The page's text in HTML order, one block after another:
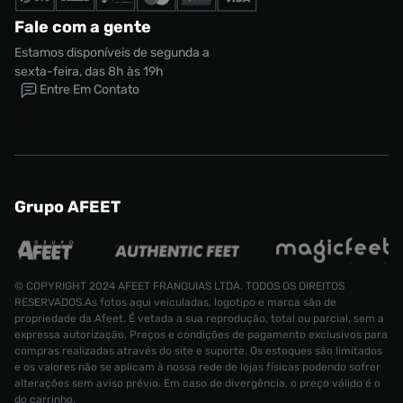
Fale com a gente
Estamos disponíveis de segunda a
sexta-feira, das 8h às 19h
Entre Em Contato
Grupo AFEET
© COPYRIGHT 2024 AFEET FRANQUIAS LTDA. TODOS OS DIREITOS
RESERVADOS.As fotos aqui veiculadas, logotipo e marca são de
propriedade da Afeet. É vetada a sua reprodução, total ou parcial, sem a
expressa autorização. Preços e condições de pagamento exclusivos para
compras realizadas através do site e suporte. Os estoques são limitados
e os valores não se aplicam à nossa rede de lojas físicas podendo sofrer
alterações sem aviso prévio. Em caso de divergência, o preço válido é o
do carrinho.